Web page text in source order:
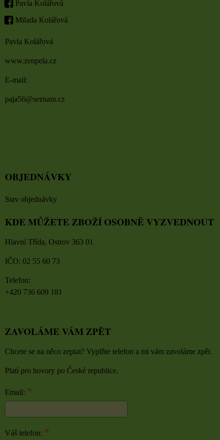
Pavla Kolářová
Milada Kolářová
Pavla Kolářová
www.zenpela.cz
E-mail:
paja56@seznam.cz
OBJEDNÁVKY
Stav objednávky
KDE MŮŽETE ZBOŽÍ OSOBNĚ VYZVEDNOUT
Hlavní Třída, Ostrov 363 01
IČO: 02 55 60 73
Telefon:
+420 736 609 181
ZAVOLÁME VÁM ZPĚT
Chcete se na něco zeptat? Vyplňte telefon a mi vám zavoláme zpět.
Platí pro hovory po České republice.
Email: *
Váš telefon: *